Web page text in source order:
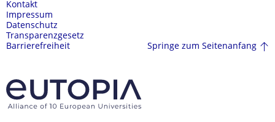
Kontakt
Impressum
Datenschutz
Transparenzgesetz
Barrierefreiheit
Springe zum Seitenanfang